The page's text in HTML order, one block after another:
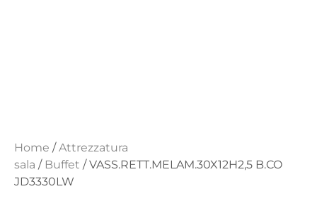
Home /Attrezzatura
sala / Buffet / VASS.RETT.MELAM.30X12H2,5 B.CO
JD3330LW